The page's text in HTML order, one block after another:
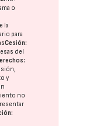
o
la
para
Cesión:
del
y
no